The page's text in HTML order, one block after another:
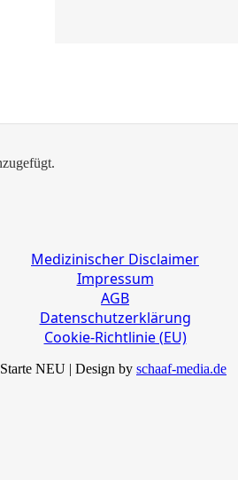
Medizinischer Disclaimer
Impressum
AGB
Datenschutzerklärung
Cookie-Richtlinie (EU)
NEU | Design by schaaf-media.de